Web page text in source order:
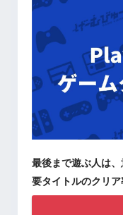
最後まで遊ぶ人は
要タイトルのクリ